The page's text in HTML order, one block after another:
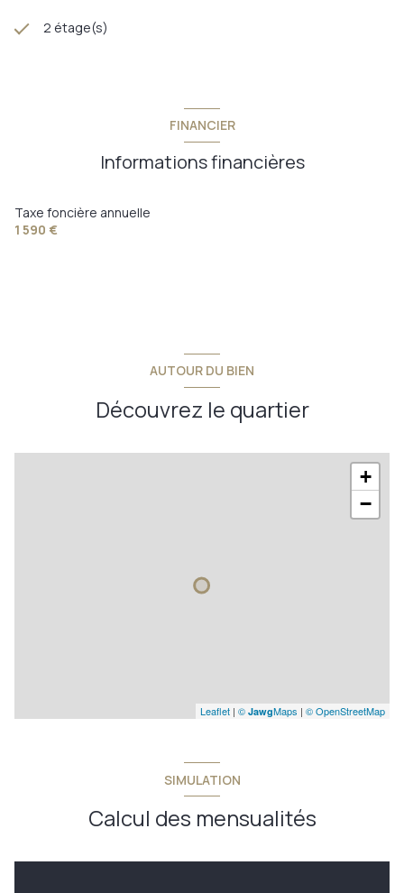
2 étage(s)
FINANCIER
Informations financières
Taxe foncière annuelle
1 590 €
AUTOUR DU BIEN
Découvrez le quartier
+
−
Leaflet | © JawgMaps | © OpenStreetMap
SIMULATION
Calcul des mensualités